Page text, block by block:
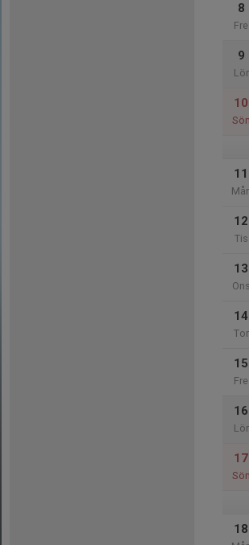
8
Fre
9
Lör
10
Sön
11
12
Tis
13
Ons
14
Tor
15
Fre
16
Lör
17
Sön
18